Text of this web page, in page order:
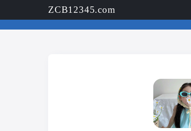
ZCB12345.com